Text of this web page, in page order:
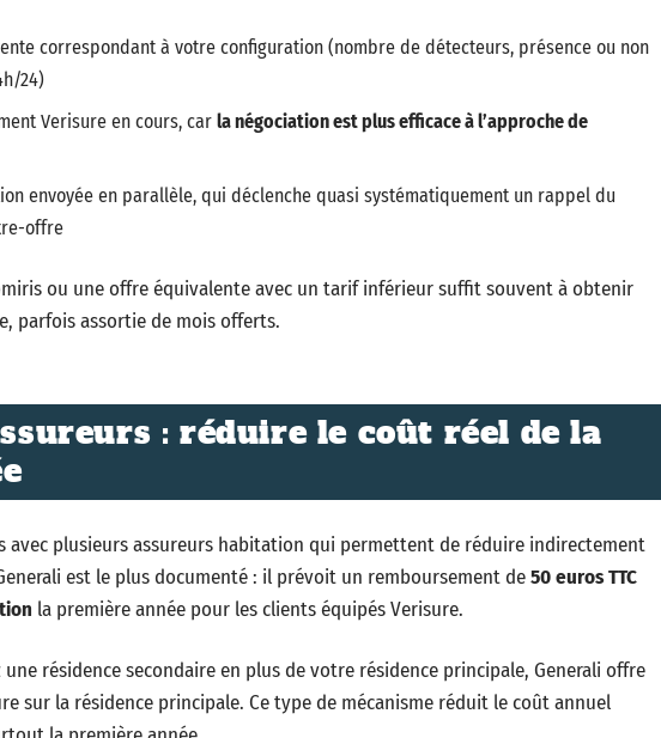
correspondant à votre configuration (nombre de détecteurs, présence ou non
24)
Verisure en cours, car la négociation est plus efficace à l’approche de
envoyée en parallèle, qui déclenche quasi systématiquement un rappel du
offre
ou une offre équivalente avec un tarif inférieur suffit souvent à obtenir
parfois assortie de mois offerts.
: réduire le coût réel de la
avec plusieurs assureurs habitation qui permettent de réduire indirectement
est le plus documenté : il prévoit un remboursement de50 euros TTC
la première année pour les clients équipés Verisure.
résidence secondaire en plus de votre résidence principale, Generali offre
sur la résidence principale. Ce type de mécanisme réduit le coût annuel